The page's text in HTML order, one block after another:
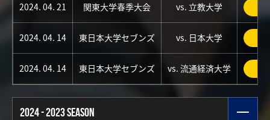
2024. 04. 21 関東大学春季大会 vs. 立教大学
2024. 04. 14 東日本大学セブンズ vs. 日本大学
2024. 04. 14 東日本大学セブンズ vs. 流通経済大学
2024 - 2023 SEASON